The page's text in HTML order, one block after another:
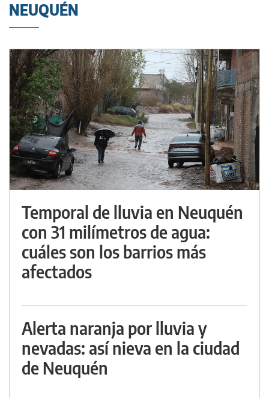
NEUQUÉN
Temporal de lluvia en Neuquén
con 31 milímetros de agua:
cuáles son los barrios más
afectados
Alerta naranja por lluvia y
nevadas: así nieva en la ciudad
de Neuquén